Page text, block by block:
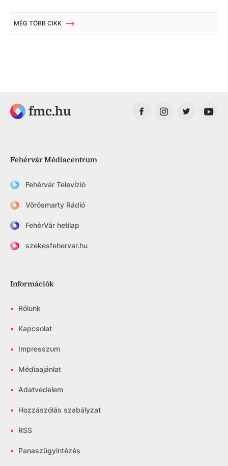
MÉG TÖBB CIKK
fmc.hu
Fehérvár Médiacentrum
Fehérvár Televízió
Vörösmarty Rádió
FehérVár hetilap
szekesfehervar.hu
Információk
• Rólunk
• Kapcsolat
• Impresszum
• Médiaajánlat
• Adatvédelem
• Hozzászólás szabályzat
• RSS
• Panaszügyintézés